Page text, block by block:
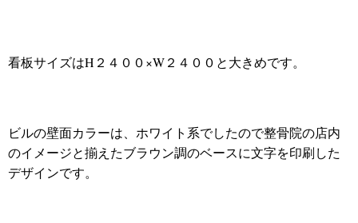
看板サイズはH２４００×W２４００と大きめです。
ビルの壁面カラーは、ホワイト系でしたので整骨院の店内
のイメージと揃えたブラウン調のベースに文字を印刷した
デザインです。